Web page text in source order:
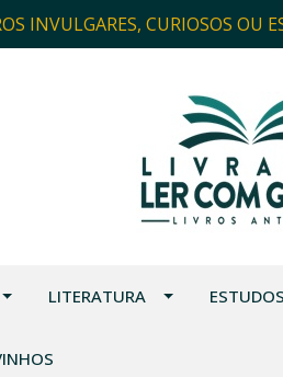
INVULGARES, CURIOSOS OU
LITERATURA